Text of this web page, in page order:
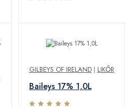
GILBEYS OF IRELAND| LIKŐR
Baileys 17% 1,0L